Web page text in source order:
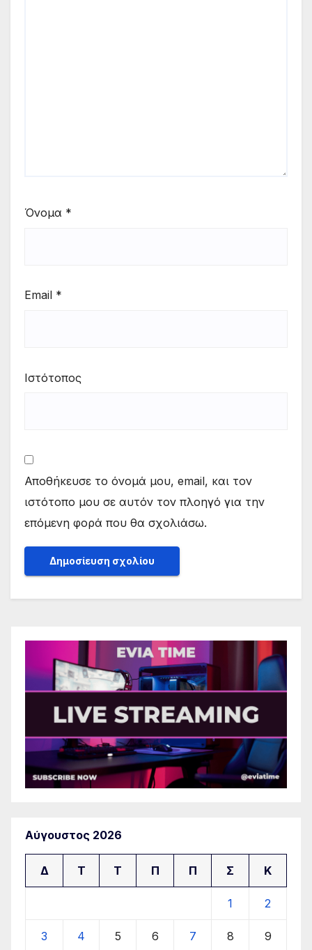
Όνομα *
Email *
Ιστότοπος
Αποθήκευσε το όνομά μου, email, και τον
ιστότοπο μου σε αυτόν τον πλοηγό για την
επόμενη φορά που θα σχολιάσω.
Αύγουστος 2026
Δ Τ Τ Π Π Σ Κ
1 2
3 4 5 6 7 8 9